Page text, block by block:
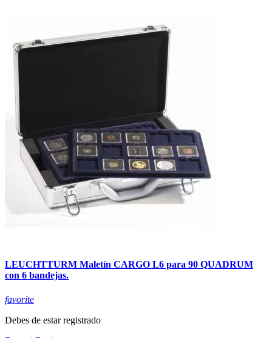
LEUCHTTURM Maletín CARGO L6 para 90 QUADRUM
con 6 bandejas.
favorite
Debes de estar registrado